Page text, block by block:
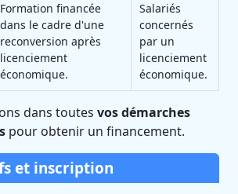
Formation financée
dans le cadre d'une
reconversion après
licenciement
économique.
Salariés
concernés
par un
licenciement
économique.
dans toutes vos démarches
pour obtenir un financement.
et inscription